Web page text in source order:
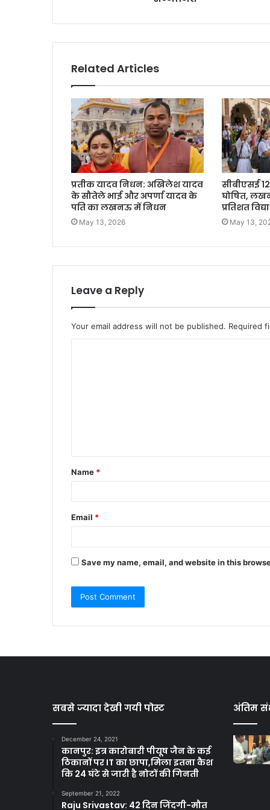
Related Articles
प्रतीक यादव निधन: अखिलेश यादव
के सौतेले भाई और अपर्णा यादव के
पति का लखनऊ में निधन
May 13, 2026
सीबीएसई
घोषित,
प्रतिशत
May 13,
Leave a Reply
Your email address will not be published. Required
t
*
Name *
Email *
Save my name, email, and website in this
सबसे ज्यादा देखी गयी पोस्ट
December 24, 2021
कानपुर: इत्र कारोबारी पीयूष जैन के कई
ठिकानों पर IT का छापा,मिला इतना कैश
कि 24 घंटे से जारी है नोटों की गिनती
September 21, 2022
Raju Srivastav: 42 दिन जिंदगी-मौत
अंतिम